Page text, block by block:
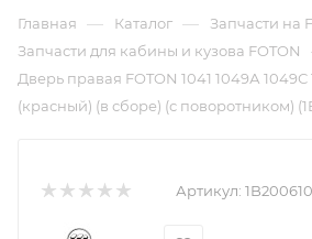
Главная — Каталог — Запчасти на
Запчасти для кабины и кузова FOTON
Дверь правая FOTON 1041 1049А 1049С
(красный) (в сборе) (с поворотником)
Артикул: